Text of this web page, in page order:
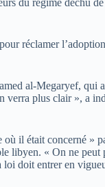
du régime déchu
réclamer
al-Megaryef, qui
plus clair », a
où il était concerné »
libyen. « On ne peut
doit entrer en